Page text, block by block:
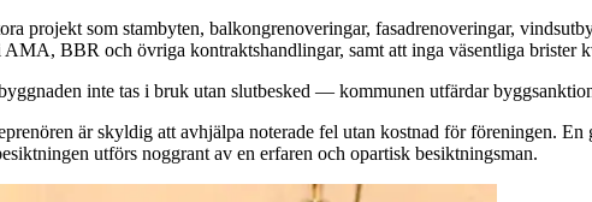
projekt som stambyten, balkongrenoveringar, fasadrenoveringar,
BBR och övriga kontraktshandlingar, samt att inga väsentliga brister
inte tas i bruk utan slutbesked — kommunen utfärdar
är skyldig att avhjälpa noterade fel utan kostnad för föreningen.
utförs noggrant av en erfaren och opartisk besiktningsman.